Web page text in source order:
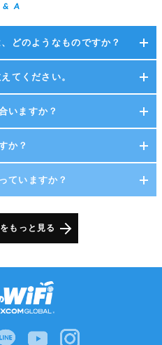
& A
どのようなものですか？
てください。
いますか？
か？
ていますか？
もっと見る